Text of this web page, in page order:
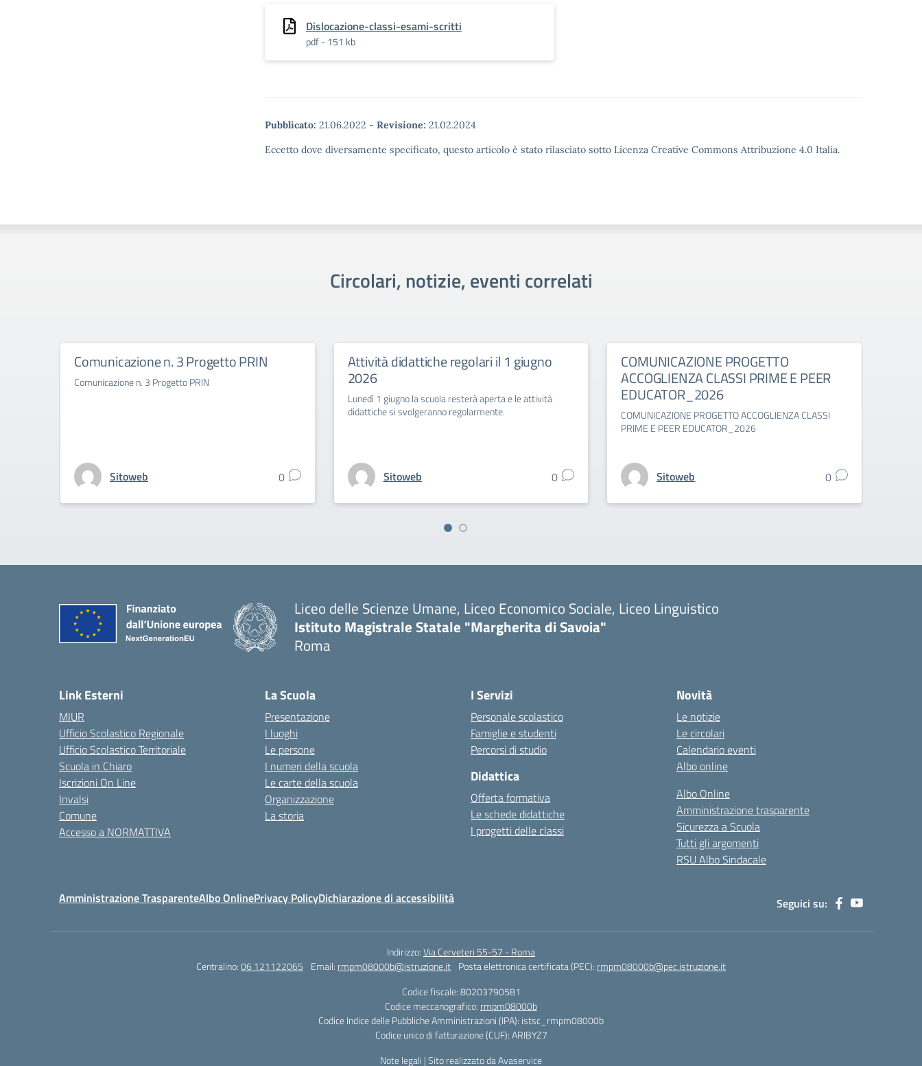
Dislocazione-classi-esami-scritti
pdf - 151 kb
Pubblicato: 21.06.2022 - Revisione: 21.02.2024
Eccetto dove diversamente specificato, questo articolo è stato rilasciato sotto Licenza Creative Commons Attribuzione 4.0 Italia.
Circolari, notizie, eventi correlati
Comunicazione n. 3 Progetto PRIN
Comunicazione n. 3 Progetto PRIN
Sitoweb 0
Attività didattiche regolari il 1 giugno
2026
Lunedì 1 giugno la scuola resterà aperta e le attività
didattiche si svolgeranno regolarmente.
Sitoweb 0
COMUNICAZIONE PROGETTO
ACCOGLIENZA CLASSI PRIME E PEER
EDUCATOR_2026
COMUNICAZIONE PROGETTO ACCOGLIENZA CLASSI
PRIME E PEER EDUCATOR_2026
Sitoweb 0
Liceo delle Scienze Umane, Liceo Economico Sociale, Liceo Linguistico
Istituto Magistrale Statale "Margherita di Savoia"
Roma
Link Esterni
MIUR
Ufficio Scolastico Regionale
Ufficio Scolastico Territoriale
Scuola in Chiaro
Iscrizioni On Line
Invalsi
Comune
Accesso a NORMATTIVA
La Scuola
Presentazione
I luoghi
Le persone
I numeri della scuola
Le carte della scuola
Organizzazione
La storia
I Servizi
Personale scolastico
Famiglie e studenti
Percorsi di studio
Didattica
Offerta formativa
Le schede didattiche
I progetti delle classi
Novità
Le notizie
Le circolari
Calendario eventi
Albo online
Albo Online
Amministrazione trasparente
Sicurezza a Scuola
Tutti gli argomenti
RSU Albo Sindacale
Amministrazione TrasparenteAlbo OnlinePrivacy PolicyDichiarazione di accessibilità Seguici su:
Indirizzo:Via Cerveteri 55-57 - Roma
Centralino:06 121122065 Email: rmpm08000b@istruzione.it Posta elettronica certificata (PEC): rmpm08000b@pec.istruzione.it
Codice fiscale: 80203790581
Codice meccanografico: rmpm08000b
Codice Indice delle Pubbliche Amministrazioni (IPA): istsc_rmpm08000b
Codice unico di fatturazione (CUF): ARIBYZ7
Note legali |Sito realizzato da Avaservice